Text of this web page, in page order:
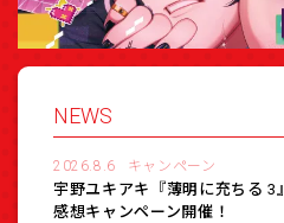
NEWS
2026.8.6 キャンペーン
宇野ユキアキ『薄明に充ちる
感想キャンペーン開催！